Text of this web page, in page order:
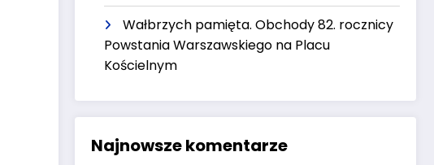
Wałbrzych pamięta. Obchody 82. rocznicy
Powstania Warszawskiego na Placu
Kościelnym
Najnowsze komentarze